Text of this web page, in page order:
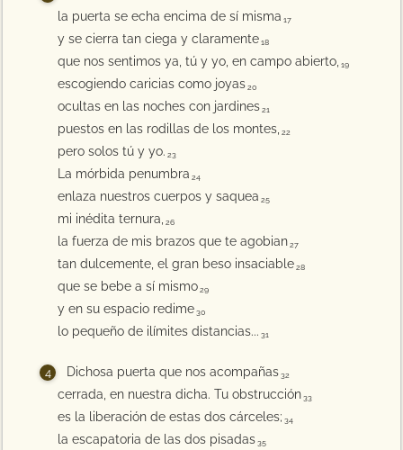
la puerta se echa encima de sí misma 17
y se cierra tan ciega y claramente 18
que nos sentimos ya, tú y yo, en campo abierto, 19
escogiendo caricias como joyas 20
ocultas en las noches con jardines 21
puestos en las rodillas de los montes, 22
pero solos tú y yo. 23
La mórbida penumbra 24
enlaza nuestros cuerpos y saquea 25
mi inédita ternura, 26
la fuerza de mis brazos que te agobian 27
tan dulcemente, el gran beso insaciable 28
que se bebe a sí mismo 29
y en su espacio redime 30
lo pequeño de ilímites distancias... 31
Dichosa puerta que nos acompañas 32
cerrada, en nuestra dicha. Tu obstrucción 33
es la liberación de estas dos cárceles; 34
la escapatoria de las dos pisadas 35